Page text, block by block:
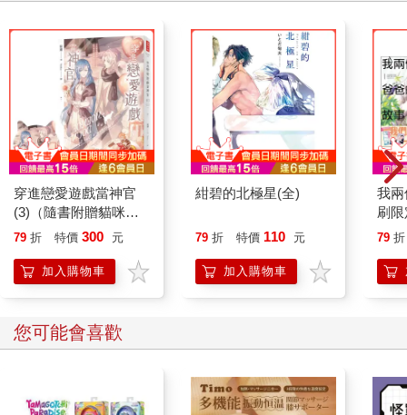
穿進戀愛遊戲當神官
(3)（隨書附贈貓咪造
型拇指扇）
79 折 特價 300 元
加入購物車
紺碧的北極星(全)
79 折 特價 110 元
加入購物車
我
刷
79 折
您可能會喜歡